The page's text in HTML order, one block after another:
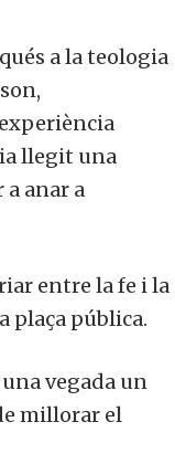
a la teologia
llegit una
a anar a
entre la fe i la
plaça pública.
vegada un
millorar el